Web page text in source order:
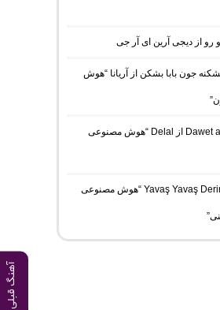
آهنگ قبلی
رو از دیجی آرین ای آر جی
جون بابا بشکن از آریانا “هوش
دانلود آهنگ Dawet a Kurda از Delal “هوش مصنوعی
دانلود آهنگ Yavaş Yavaş Derin Derin “هوش مصنوعی